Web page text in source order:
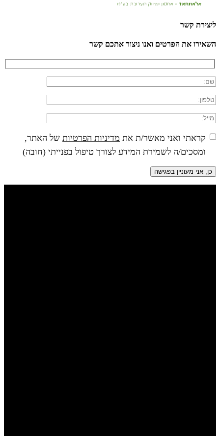
ליצירת קשר
השאירו את הפרטים ואנו ניצור אתכם קשר
קראתי ואני מאשר/ת את מדיניות הפרטיות של האתר,
ומסכים/ה לשמירת המידע לצורך טיפול בפנייתי (חובה)